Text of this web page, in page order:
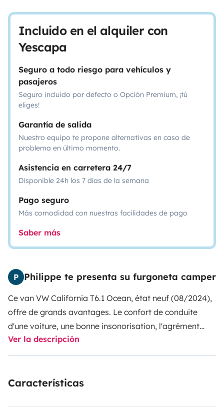
Incluido en el alquiler con
Yescapa
Seguro a todo riesgo para vehículos y
pasajeros
Seguro incluido por defecto o Opción Premium, ¡tú
eliges!
Garantía de salida
Nuestro equipo te propone alternativas en caso de
problema en último momento.
Asistencia en carretera 24/7
Disponible 24h los 7 días de la semana
Pago seguro
Más comodidad con nuestras facilidades de pago
Saber más
P Philippe te presenta su furgoneta camper
Ce van VW California T6.1 Ocean, état neuf (08/2024),
offre de grands avantages. Le confort de conduite
d'une voiture, une bonne insonorisation, l'agrément
d'une boite automatique DSG 7 vitesses ainsi que de
nombreuses aides à la conduite (caméra de recul, aide
une hauteur inférieure à 2m) permettent de circuler et
Ver la descripción
Características